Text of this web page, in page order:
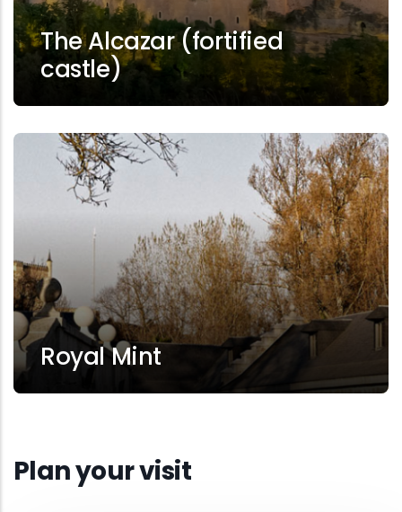
The Alcazar (fortified
castle)
Royal Mint
Plan your visit